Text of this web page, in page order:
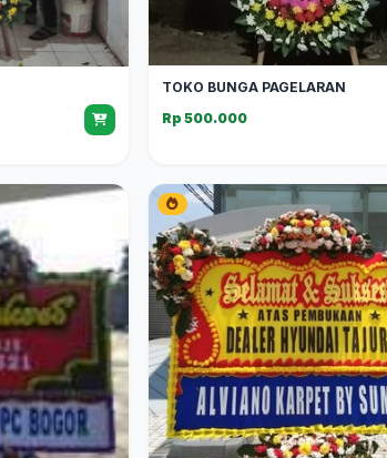
TOKO BUNGA PAGELARAN
Rp 500.000